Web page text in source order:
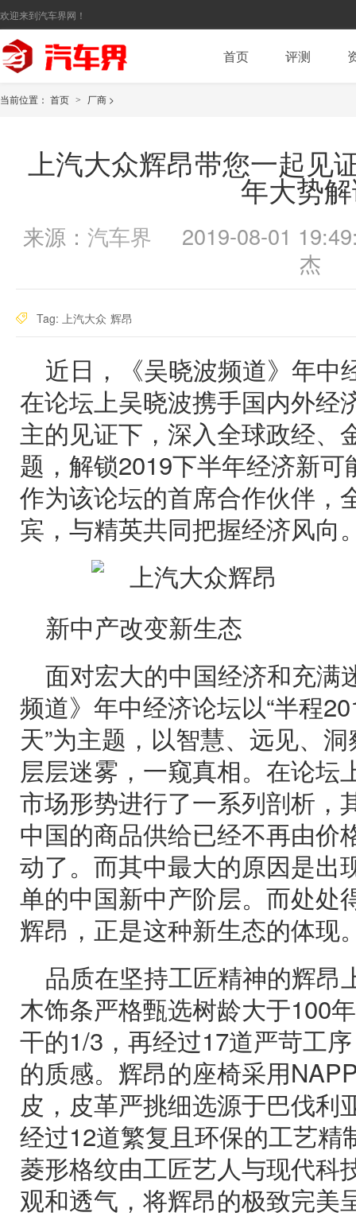
欢迎来到汽车界网！
首页 评测
当前位置： 首页 > 厂商 >
上汽大众辉昂带您一起见
年大势
来源： 汽车界
2019-08-01
杰
Tag: 上汽大众 辉昂
近日，《吴晓波频道》年中
在论坛上吴晓波携手国内外经
主的见证下，深入全球政经、
题，解锁2019下半年经济新
作为该论坛的首席合作伙伴，
宾，与精英共同把握经济风向
新中产改变新生态
面对宏大的中国经济和充满
频道》年中经济论坛以“半程
天”为主题，以智慧、远见、
层层迷雾，一窥真相。在论坛
市场形势进行了一系列剖析，
中国的商品供给已经不再由价
动了。而其中最大的原因是出
单的中国新中产阶层。而处处
辉昂，正是这种新生态的体现
品质在坚持工匠精神的辉昂
木饰条严格甄选树龄大于100
干的1/3，再经过17道严苛工
的质感。辉昂的座椅采用
皮，皮革严挑细选源于巴伐利
经过12道繁复且环保的工艺精
菱形格纹由工匠艺人与现代科
观和透气，将辉昂的极致完美